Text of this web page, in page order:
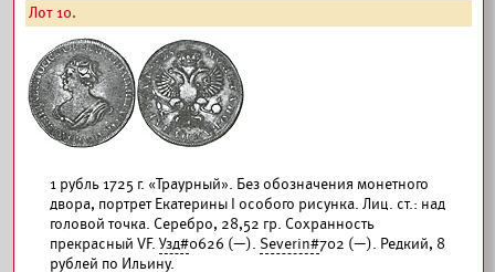
Лот 10.
1 рубль 1725 г. «Траурный». Без обозначения монетного
двора, портрет Екатерины I особого рисунка. Лиц. ст.: над
головой точка. Серебро, 28,52 гр. Сохранность
прекрасный VF. Узд#0626 (—). Severin#702 (—). Редкий, 8
рублей по Ильину.